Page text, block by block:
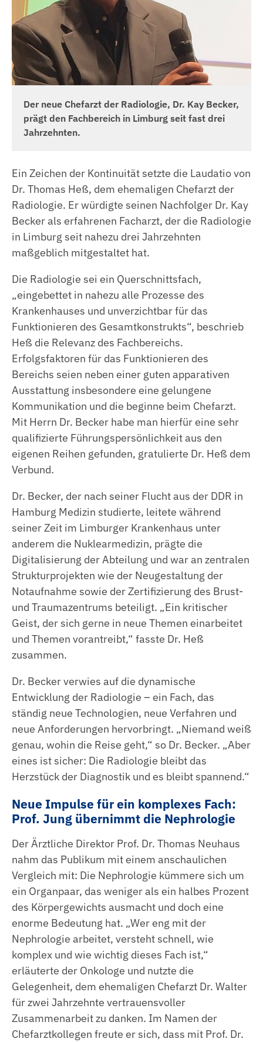
Der neue Chefarzt der Radiologie, Dr. Kay Becker,
prägt den Fachbereich in Limburg seit fast drei
Jahrzehnten.
Ein Zeichen der Kontinuität setzte die Laudatio von
Dr. Thomas Heß, dem ehemaligen Chefarzt der
Radiologie. Er würdigte seinen Nachfolger Dr. Kay
Becker als erfahrenen Facharzt, der die Radiologie
in Limburg seit nahezu drei Jahrzehnten
maßgeblich mitgestaltet hat.
Die Radiologie sei ein Querschnittsfach,
„eingebettet in nahezu alle Prozesse des
Krankenhauses und unverzichtbar für das
Funktionieren des Gesamtkonstrukts“, beschrieb
Heß die Relevanz des Fachbereichs.
Erfolgsfaktoren für das Funktionieren des
Bereichs seien neben einer guten apparativen
Ausstattung insbesondere eine gelungene
Kommunikation und die beginne beim Chefarzt.
Mit Herrn Dr. Becker habe man hierfür eine sehr
qualifizierte Führungspersönlichkeit aus den
eigenen Reihen gefunden, gratulierte Dr. Heß dem
Verbund.
Dr. Becker, der nach seiner Flucht aus der DDR in
Hamburg Medizin studierte, leitete während
seiner Zeit im Limburger Krankenhaus unter
anderem die Nuklearmedizin, prägte die
Digitalisierung der Abteilung und war an zentralen
Strukturprojekten wie der Neugestaltung der
Notaufnahme sowie der Zertifizierung des Brust-
und Traumazentrums beteiligt. „Ein kritischer
Geist, der sich gerne in neue Themen einarbeitet
und Themen vorantreibt,“ fasste Dr. Heß
zusammen.
Dr. Becker verwies auf die dynamische
Entwicklung der Radiologie – ein Fach, das
ständig neue Technologien, neue Verfahren und
neue Anforderungen hervorbringt. „Niemand weiß
genau, wohin die Reise geht,“ so Dr. Becker. „Aber
eines ist sicher: Die Radiologie bleibt das
Herzstück der Diagnostik und es bleibt spannend.“
Neue Impulse für ein komplexes Fach:
Prof. Jung übernimmt die Nephrologie
Der Ärztliche Direktor Prof. Dr. Thomas Neuhaus
nahm das Publikum mit einem anschaulichen
Vergleich mit: Die Nephrologie kümmere sich um
ein Organpaar, das weniger als ein halbes Prozent
des Körpergewichts ausmacht und doch eine
enorme Bedeutung hat. „Wer eng mit der
Nephrologie arbeitet, versteht schnell, wie
komplex und wie wichtig dieses Fach ist,“
erläuterte der Onkologe und nutzte die
Gelegenheit, dem ehemaligen Chefarzt Dr. Walter
für zwei Jahrzehnte vertrauensvoller
Zusammenarbeit zu danken. Im Namen der
Chefarztkollegen freute er sich, dass mit Prof. Dr.